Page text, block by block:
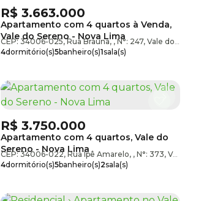
,Nova Lima,Minas Gerais,Brasil
Apartamento com 4 quartos à Venda,
Vale do Sereno - Nova Lima
R$ 3.663.000
CEP: 34006-025,Rua Braúna ,N°: 247,Vale do Sereno
4dormitório(s)5banheiro(s)1sala(s)
,Nova Lima,Minas Gerais, Brasil
Apartamento com 4 quartos, Vale do
Sereno - Nova Lima
R$ 3.750.000
CEP: 34006-022,Rua Ipê Amarelo ,N°: 373,Vale do Sereno
4dormitório(s)5banheiro(s)2sala(s)